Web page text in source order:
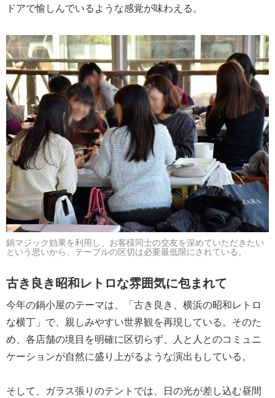
ドアで愉しんでいるような感覚が味わえる。
鍋マジック効果を利用し、お客様同士の交友を深めていただきたい
という思いから、テーブルの区切は必要最低限にされている。
古き良き昭和レトロな雰囲気に包まれて
今年の鍋小屋のテーマは、「古き良き、横浜の昭和レトロ
な横丁」で、親しみやすい世界観を再現している。そのた
め、各店舗の境目を明確に区切らず、人と人とのコミュニ
ケーションが自然に盛り上がるような演出もしている。
そして、ガラス張りのテントでは、日の光が差し込む昼間